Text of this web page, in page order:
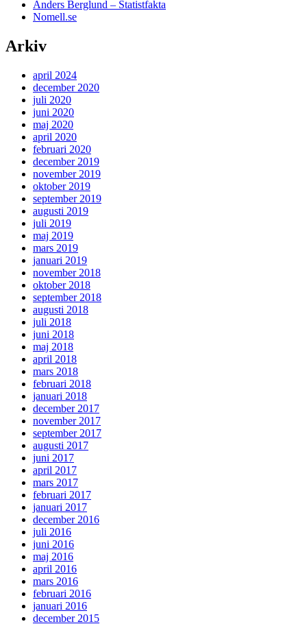
Anders Berglund – Statistfakta
Nomell.se
Arkiv
april 2024
december 2020
juli 2020
juni 2020
maj 2020
april 2020
februari 2020
december 2019
november 2019
oktober 2019
september 2019
augusti 2019
juli 2019
maj 2019
mars 2019
januari 2019
november 2018
oktober 2018
september 2018
augusti 2018
juli 2018
juni 2018
maj 2018
april 2018
mars 2018
februari 2018
januari 2018
december 2017
november 2017
september 2017
augusti 2017
juni 2017
april 2017
mars 2017
februari 2017
januari 2017
december 2016
juli 2016
juni 2016
maj 2016
april 2016
mars 2016
februari 2016
januari 2016
december 2015